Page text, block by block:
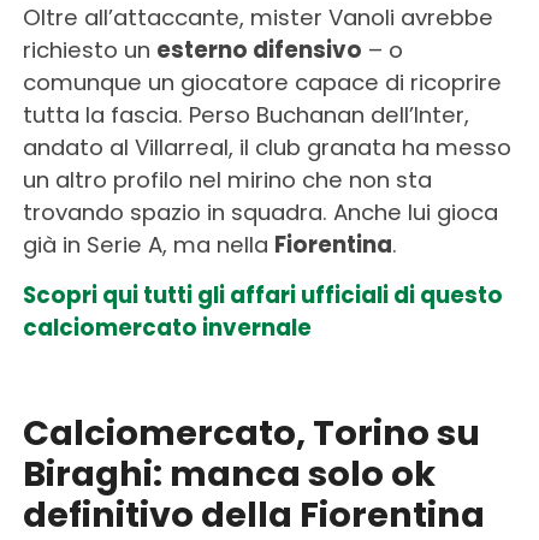
Oltre all’attaccante, mister Vanoli avrebbe
richiesto un esterno difensivo – o
comunque un giocatore capace di ricoprire
tutta la fascia. Perso Buchanan dell’Inter,
andato al Villarreal, il club granata ha messo
un altro profilo nel mirino che non sta
trovando spazio in squadra. Anche lui gioca
già in Serie A, ma nella Fiorentina.
Scopri qui tutti gli affari ufficiali di questo
calciomercato invernale
Calciomercato, Torino su
Biraghi: manca solo ok
definitivo della Fiorentina